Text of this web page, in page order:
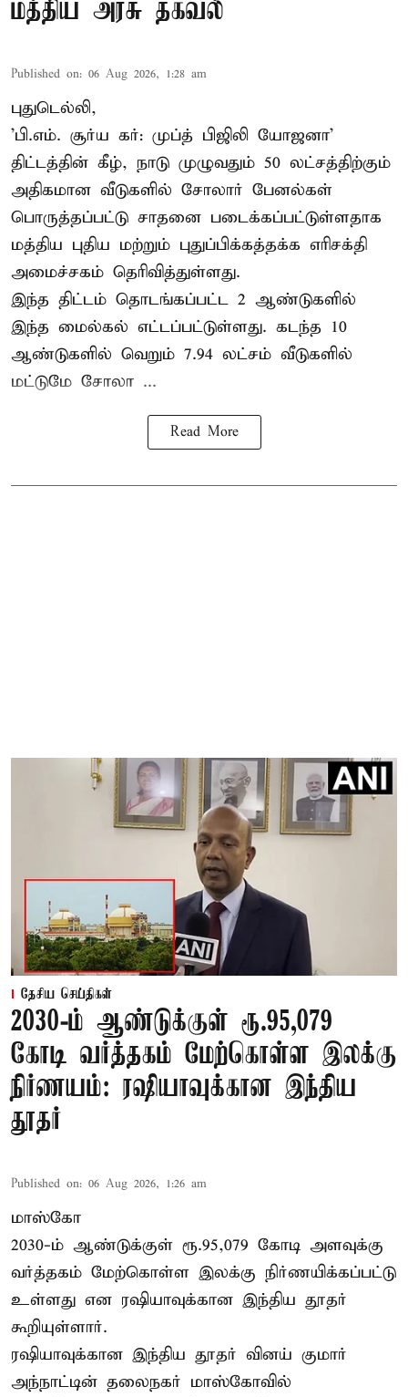
மத்திய அரசு தகவல்
Published on: 06 Aug 2026, 1:28 am
புதுடெல்லி,
'பி.எம். சூர்ய கர்: முப்த் பிஜிலி யோஜனா'
திட்டத்தின் கீழ், நாடு முழுவதும் 50 லட்சத்திற்கும்
அதிகமான வீடுகளில் சோலார் பேனல்கள்
பொருத்தப்பட்டு சாதனை படைக்கப்பட்டுள்ளதாக
மத்திய புதிய மற்றும் புதுப்பிக்கத்தக்க எரிசக்தி
அமைச்சகம் தெரிவித்துள்ளது.
இந்த திட்டம் தொடங்கப்பட்ட 2 ஆண்டுகளில்
இந்த மைல்கல் எட்டப்பட்டுள்ளது. கடந்த 10
ஆண்டுகளில் வெறும் 7.94 லட்சம் வீடுகளில்
மட்டுமே சோலா ...
Read More
தேசிய செய்திகள்
2030-ம் ஆண்டுக்குள் ரூ.95,079
கோடி வர்த்தகம் மேற்கொள்ள இலக்கு
நிர்ணயம்: ரஷியாவுக்கான இந்திய
தூதர்
Published on: 06 Aug 2026, 1:26 am
மாஸ்கோ
2030-ம் ஆண்டுக்குள் ரூ.95,079 கோடி அளவுக்கு
வர்த்தகம் மேற்கொள்ள இலக்கு நிர்ணயிக்கப்பட்டு
உள்ளது என ரஷியாவுக்கான இந்திய தூதர்
கூறியுள்ளார்.
ரஷியாவுக்கான இந்திய தூதர் வினய் குமார்
அந்நாட்டின் தலைநகர் மாஸ்கோவில்